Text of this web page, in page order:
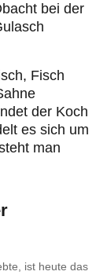
bei der
Fisch
der Koch
es sich um
man
ist heute das